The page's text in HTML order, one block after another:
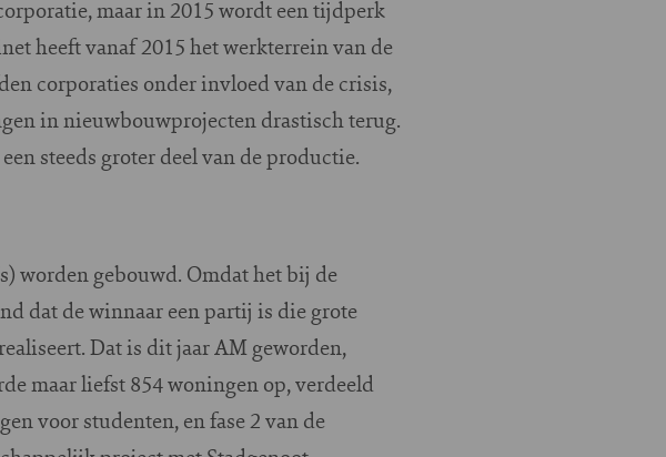
maar in 2015 wordt een tijdperk
heeft vanaf 2015 het werkterrein van de
corporaties onder invloed van de crisis,
in nieuwbouwprojecten drastisch terug.
steeds groter deel van de productie.
worden gebouwd. Omdat het bij de
dat de winnaar een partij is die grote
Dat is dit jaar AM geworden,
maar liefst 854 woningen op, verdeeld
voor studenten, en fase 2 van de